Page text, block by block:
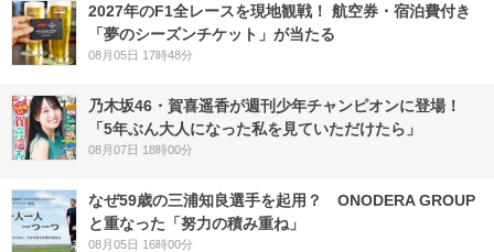
2027年のF1全レースを現地観戦！ 航空券・宿泊費付き
「夢のシーズンチケット」が当たる
08月05日 17時48分
乃木坂46・賀喜遥香が週刊少年チャンピオンに登場！
「5年ぶん大人になった私を見ていただけたら」
08月07日 18時00分
なぜ59歳の三浦知良選手を起用？ ONODERA GROUP
と重なった「努力の積み重ね」
08月05日 16時00分